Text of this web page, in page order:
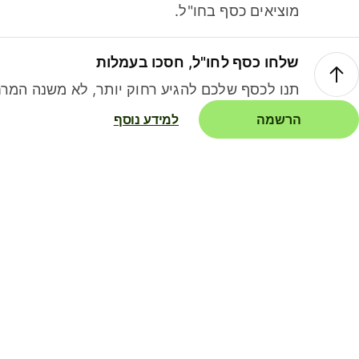
מוציאים כסף בחו"ל.
שלחו כסף לחו"ל, חסכו בעמלות
תנו לכסף שלכם להגיע רחוק יותר, לא משנה
הרשמה למידע נוסף